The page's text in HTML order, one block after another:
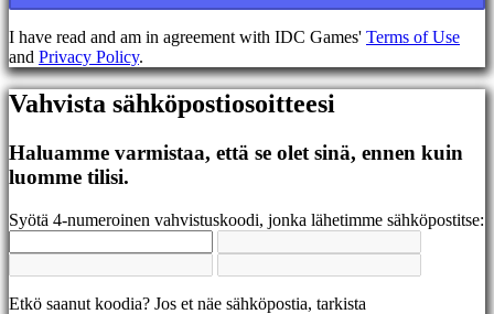
EL
EN
ES
FI
FR
HR
JA
KO
NL
PL
SR
I have read and am in agreement with IDC Games' Terms of Use
and Privacy Policy.
Vahvista sähköpostiosoitteesi
Haluamme varmistaa, että se olet sinä, ennen kuin
luomme tilisi.
Syötä 4-numeroinen vahvistuskoodi, jonka lähetimme sähköpostitse:
Etkö saanut koodia? Jos et näe sähköpostia, tarkista